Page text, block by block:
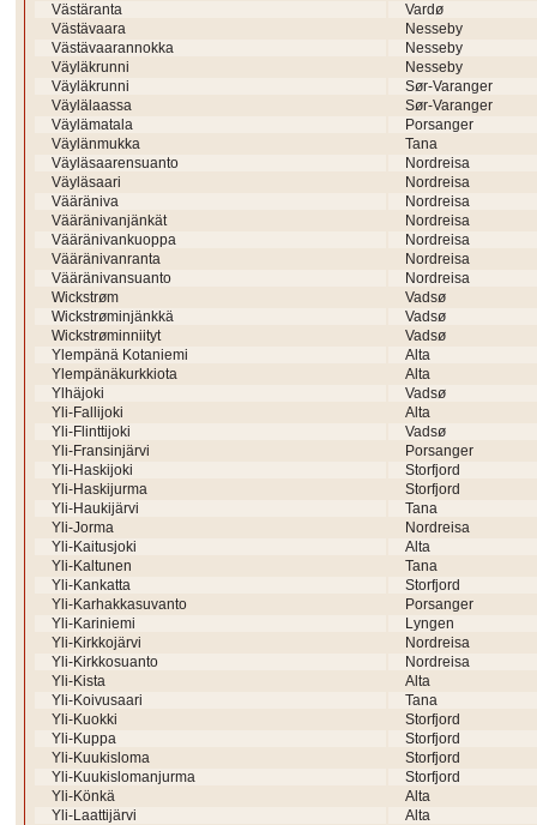
Västäranta
Vardø
Västävaara
Nesseby
Västävaarannokka
Nesseby
Väyläkrunni
Nesseby
Väyläkrunni
Sør-Varanger
Väylälaassa
Sør-Varanger
Väylämatala
Porsanger
Väylänmukka
Tana
Väyläsaarensuanto
Nordreisa
Väyläsaari
Nordreisa
Vääräniva
Nordreisa
Vääränivanjänkät
Nordreisa
Vääränivankuoppa
Nordreisa
Vääränivanranta
Nordreisa
Vääränivansuanto
Nordreisa
Wickstrøm
Vadsø
Wickstrøminjänkkä
Vadsø
Wickstrøminniityt
Vadsø
Ylempänä Kotaniemi
Alta
Ylempänäkurkkiota
Alta
Ylhäjoki
Vadsø
Yli-Fallijoki
Alta
Yli-Flinttijoki
Vadsø
Yli-Fransinjärvi
Porsanger
Yli-Haskijoki
Storfjord
Yli-Haskijurma
Storfjord
Yli-Haukijärvi
Tana
Yli-Jorma
Nordreisa
Yli-Kaitusjoki
Alta
Yli-Kaltunen
Tana
Yli-Kankatta
Storfjord
Yli-Karhakkasuvanto
Porsanger
Yli-Kariniemi
Lyngen
Yli-Kirkkojärvi
Nordreisa
Yli-Kirkkosuanto
Nordreisa
Yli-Kista
Alta
Yli-Koivusaari
Tana
Yli-Kuokki
Storfjord
Yli-Kuppa
Storfjord
Yli-Kuukisloma
Storfjord
Yli-Kuukislomanjurma
Storfjord
Yli-Könkä
Alta
Yli-Laattijärvi
Alta